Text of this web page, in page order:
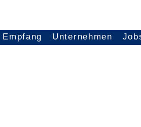
Empfang Unternehmen